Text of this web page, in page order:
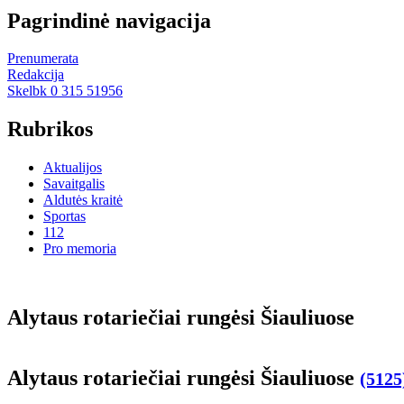
Pagrindinė navigacija
Prenumerata
Redakcija
Skelbk 0 315 51956
Rubrikos
Aktualijos
Savaitgalis
Aldutės kraitė
Sportas
112
Pro memoria
Aly­taus ro­ta­rie­čiai run­gė­si Šiau­liuo­se
Aly­taus ro­ta­rie­čiai run­gė­si Šiau­liuo­se